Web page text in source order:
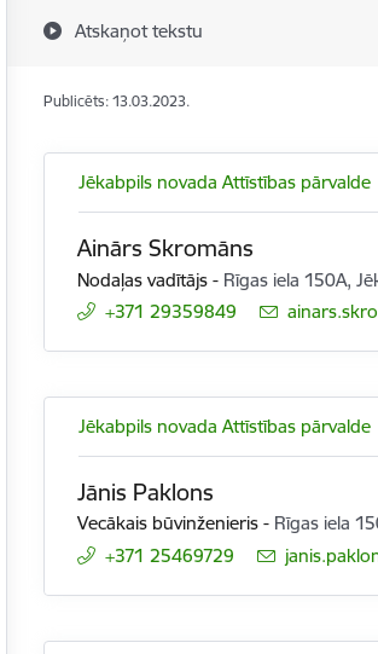
Atskaņot tekstu
Publicēts: 13.03.2023.
Jēkabpils novada Attīstības pārvalde
Ainārs Skromāns
Nodaļas vadītājs - Rīgas iela 150A,
+371 29359849
E-pasts:
Jēkabpils novada Attīstības pārvalde
Jānis Paklons
Vecākais būvinženieris - Rīgas iela
+371 25469729
E-pasts: